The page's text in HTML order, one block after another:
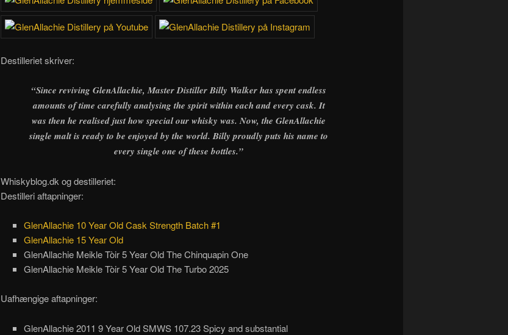
Destilleriet skriver:
“Since reviving GlenAllachie, Master Distiller Billy Walker has spent endless
amounts of time carefully analysing the spirit within each and every cask. It
was then he realised just how special our whisky was. Now, the GlenAllachie
single malt is ready to be enjoyed by the world. Billy proudly puts his name to
every single one of these bottles.”
Whiskyblog.dk og destilleriet:
Destilleri aftapninger:
GlenAllachie 10 Year Old Cask Strength Batch #1
GlenAllachie 15 Year Old
GlenAllachie Meikle Tòir 5 Year Old The Chinquapin One
GlenAllachie Meikle Tòir 5 Year Old The Turbo 2025
Uafhængige aftapninger:
GlenAllachie 2011 9 Year Old SMWS 107.23 Spicy and substantial